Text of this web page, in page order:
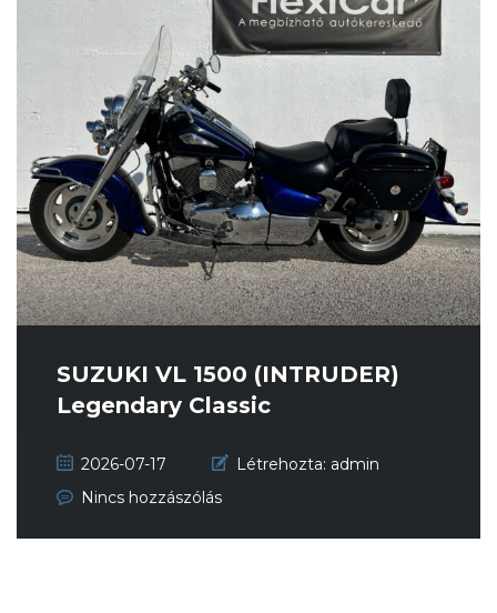
SUZUKI VL 1500 (INTRUDER)
Legendary Classic
2026-07-17 Létrehozta: admin
Nincs hozzászólás